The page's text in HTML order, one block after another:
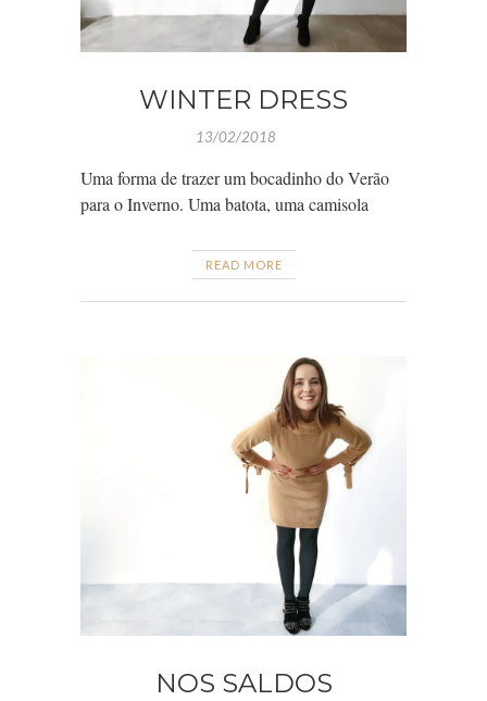
WINTER DRESS
13/02/2018
Uma forma de trazer um bocadinho do Verão
para o Inverno. Uma batota, uma camisola
READ MORE
NOS SALDOS